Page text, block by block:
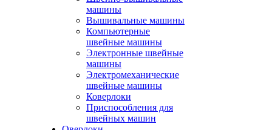
машины
Вышивальные машины
Компьютерные
швейные машины
Электронные швейные
машины
Электромеханические
швейные машины
Коверлоки
Приспособления для
швейных машин